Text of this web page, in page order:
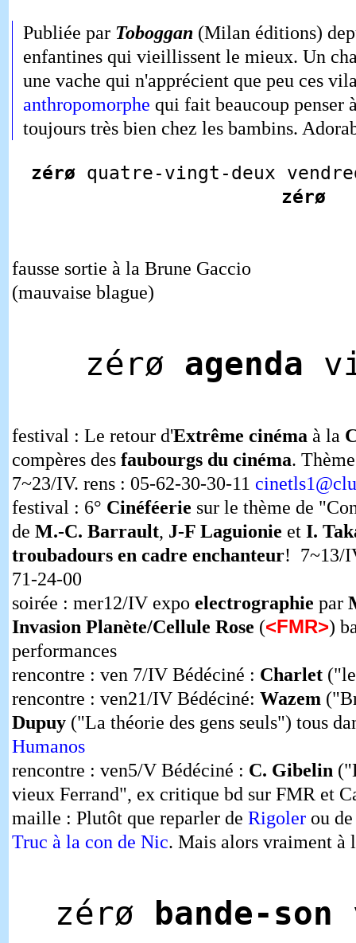
Publiée par Toboggan (Milan éditions)
enfantines qui vieillissent le mieux. Un
une vache qui n'apprécient que peu ces
anthropomorphe qui fait beaucoup penser
toujours très bien chez les bambins.
zérøquatre-vingt-deux
zérø
fausse sortie à la Brune Gaccio
(mauvaise blague)
zérø agenda
festival : Le retour d'Extrême cinéma à la
compères desfaubourgs du cinéma.
7~23/IV. rens : 05-62-30-30-11
festival : 6° Cinéféerie sur le thème de
de M.-C. Barrault, J-F Laguionie et I.
troubadours en cadre enchanteur! 7~13/
71-24-00
soirée : mer12/IV expo electrographie par
Invasion Planète/Cellule Rose (<FMR>)
performances
rencontre : ven 7/IV Bédéciné : Charlet("le
rencontre : ven21/IV Bédéciné: Wazem
Dupuy("La théorie des gens seuls") tous
Humanos
rencontre : ven5/V Bédéciné : C. Gibelin
vieux Ferrand", ex critique bd sur FMR et
maille : Plutôt que reparler de Rigolerou
Truc à la con de Nic. Mais alors vraiment à
zérø bande-son